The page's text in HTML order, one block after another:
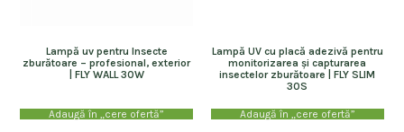
Lampă uv pentru Insecte
zburătoare – profesional, exterior
| FLY WALL 30W
Adaugă în „cere ofertă”
Lampă UV cu placă adezivă pentru
monitorizarea și capturarea
insectelor zburătoare | FLY SLIM
30S
Adaugă în „cere ofertă”